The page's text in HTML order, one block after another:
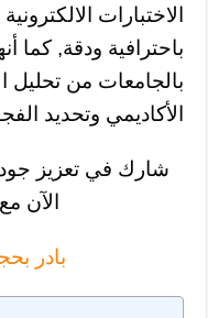
الاختبارات
باحترافية ودقة, كما
بالجامعات من تحليل
الأكاديمي وتحديد
شارك في تعزيز
الآن
بادر